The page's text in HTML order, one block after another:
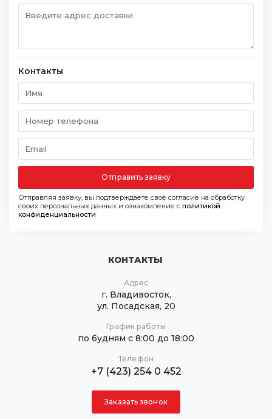
Контакты
Отправить заявку
Отправляя заявку, вы подтверждаете своё согласие на обработку
своих персональных данных и ознакомление с политикой
конфиденциальности
КОНТАКТЫ
Адрес
г. Владивосток,
ул. Посадская, 20
График работы
по будням с 8:00 до 18:00
Телефон
+7 (423) 254 0 452
Заказать звонок